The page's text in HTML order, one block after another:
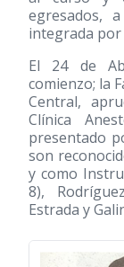
egresados,
integrada por
El 24 de
comienzo; la
Central,
Clínica
presentado
son
y como
8),
Estrada y